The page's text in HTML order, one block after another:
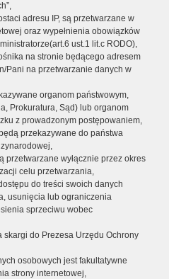
adresu IP, są przetwarzane w
oraz wypełnienia obowiązków
ust.1 lit.c RODO),
na stronie będącego adresem
Pani na przetwarzanie danych w
organom państwowym,
Prokuratura, Sąd) lub organom
z prowadzonym postępowaniem,
przekazywane do państwa
przetwarzane wyłącznie przez okres
celu przetwarzania,
do treści swoich danych
usunięcia lub ograniczenia
sprzeciwu wobec
do Prezesa Urzędu Ochrony
osobowych jest fakultatywne
strony internetowej,